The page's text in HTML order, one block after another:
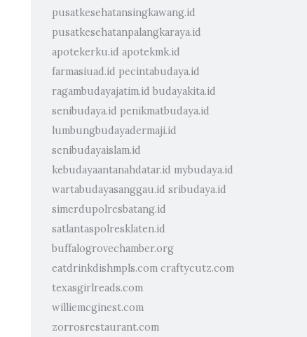
pusatkesehatansingkawang.id
pusatkesehatanpalangkaraya.id
apotekerku.id apotekmk.id
farmasiuad.id pecintabudaya.id
ragambudayajatim.id budayakita.id
senibudaya.id penikmatbudaya.id
lumbungbudayadermaji.id
senibudayaislam.id
kebudayaantanahdatar.id mybudaya.id
wartabudayasanggau.id sribudaya.id
simerdupolresbatang.id
satlantaspolresklaten.id
buffalogrovechamber.org
eatdrinkdishmpls.com craftycutz.com
texasgirlreads.com
williemcginest.com
zorrosrestaurant.com